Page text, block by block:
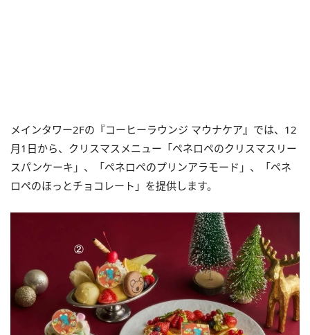
メインタワー2Fの『コーヒーラウンジ マウナケア』では、12
月1日から、クリスマスメニュー「ペネロペのクリスマスリー
スパンケーキ」、「ペネロペのプリンアラモード」、「ペネ
ロペのほっとチョコレート」を提供します。